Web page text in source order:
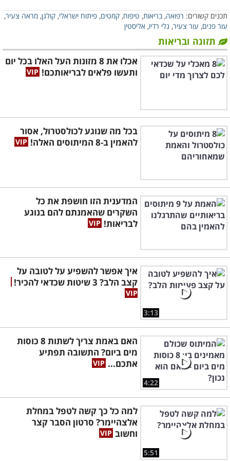
שונות. למרבה המזל בזכות טכנולוגיה ישראלית
חדשה בשם 3DEEP כבר אין צורך בכך, ויש פתרון
הרבה יותר נוח לטיפול בקמטים בעור הפנים,
שהוא גם בטוח לחלוטין ומביא לתוצאות
משמעותיות כבר לאחר 4 שבועות.
אולי יעניין אותך גם:
הכירו את שיטת הטיפוח האסייתית המיוחדת
שכבשה את העולם
עצה מהד"ר: זו הדרך להגן על חיידקי המעיים
ולשמור על הבריאות
את עולם רפואת המוח
פלאי העיר היפה ביותר ברומניה: 20 אטרקציות
מומלצות בבוקרשט
תכנים קשורים: רפואה,בריאות, טיפוח, קמטים, פיתוח ישראלי, קולגן, מראה צעיר,
עור פנים, עור צעיר, גלי רדיו, אליסטין
תזונה ובריאות
אכלו את 8 מזונות העל האלו בכל יום
ותעשו פלאים לבריאותכם!
בכל מה שנוגע לכולסטרול, אסור
להאמין ב-8 המיתוסים האלה!
המדענית הזו חושפת את כל
השקרים שהאמנתם להם בנוגע
לבריאות!
3:13
איך אפשר להשפיע על לטובה על
קצב הלב? 3 שיטות שכדאי להכיר!
4:22
האם באמת צריך לשתות 8 כוסות
מים ביום? התשובה תפתיע
אתכם...
5:51
למה כל כך קשה לטפל במחלת
אלצהיימר? סרטון הסבר קצר
וחשוב